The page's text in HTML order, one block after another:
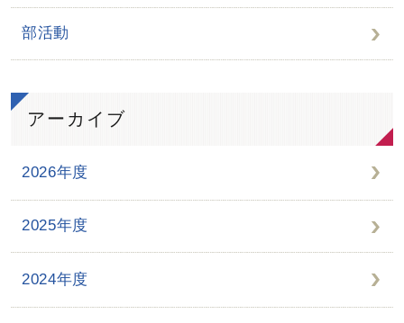
部活動
アーカイブ
2026年度
2025年度
2024年度